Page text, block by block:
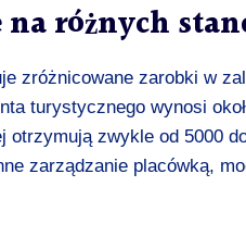
na różnych
zróżnicowane zarobki w
turystycznego wynosi
otrzymują zwykle od 5000
zarządzanie placówką,